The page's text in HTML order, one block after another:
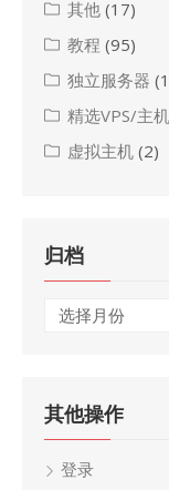
其他 (17)
教程 (95)
独立服务器
精选VPS/主机
虚拟主机 (2)
归档
归
其他操作
登录